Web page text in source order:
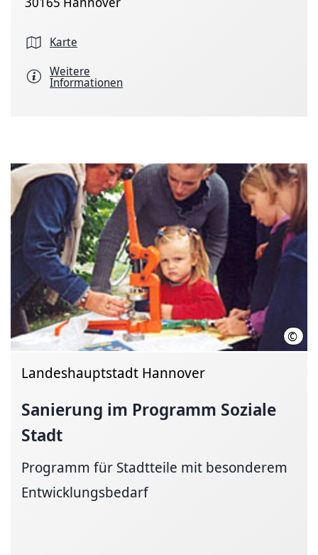
Karte
Weitere
Informationen
©
Landeshauptstadt Hannover
Sanierung im Programm Soziale
Stadt
Programm für Stadtteile mit besonderem
Entwicklungsbedarf